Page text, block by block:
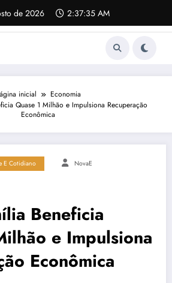
de 2026 2:37:36 AM
inicial
Economia
Quase 1 Milhão e Impulsiona Recuperação
Econômica
E Cotidiano NovaE
Beneficia
e Impulsiona
Econômica